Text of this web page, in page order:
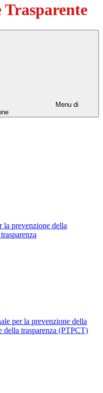
Menu di
la prevenzione della
per la prevenzione della
della trasparenza (PTPCT)